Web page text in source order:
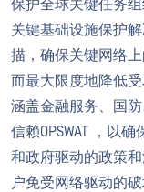
保护全球关键任务组
关键基础设施保护
描，确保关键网络
而最大限度地降低受
涵盖金融服务、国
信赖OPSWAT ，以
和政府驱动的政策
户免受网络驱动的破